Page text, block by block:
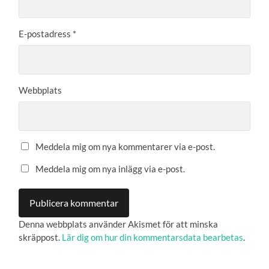
E-postadress *
Webbplats
Meddela mig om nya kommentarer via e-post.
Meddela mig om nya inlägg via e-post.
Denna webbplats använder Akismet för att minska
skräppost. Lär dig om hur din kommentarsdata bearbetas.